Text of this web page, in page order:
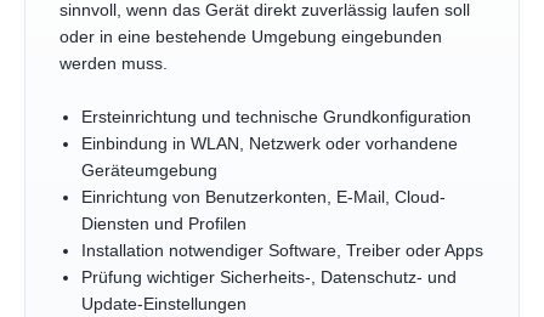
sinnvoll, wenn das Gerät direkt zuverlässig laufen soll
oder in eine bestehende Umgebung eingebunden
werden muss.
Ersteinrichtung und technische Grundkonfiguration
Einbindung in WLAN, Netzwerk oder vorhandene
Geräteumgebung
Einrichtung von Benutzerkonten, E-Mail, Cloud-
Diensten und Profilen
Installation notwendiger Software, Treiber oder Apps
Prüfung wichtiger Sicherheits-, Datenschutz- und
Update-Einstellungen